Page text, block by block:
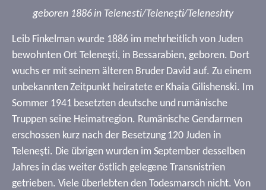
geboren 1886 in Telenesti/Teleneşti/Teleneshty
Leib Finkelman wurde 1886 im mehrheitlich von Juden
bewohnten Ort Teleneşti, in Bessarabien, geboren. Dort
wuchs er mit seinem älteren Bruder David auf. Zu einem
unbekannten Zeitpunkt heiratete er Khaia Gilishenski. Im
Sommer 1941 besetzten deutsche und rumänische
Truppen seine Heimatregion. Rumänische Gendarmen
erschossen kurz nach der Besetzung 120 Juden in
Teleneşti. Die übrigen wurden im September desselben
Jahres in das weiter östlich gelegene Transnistrien
getrieben. Viele überlebten den Todesmarsch nicht. Von